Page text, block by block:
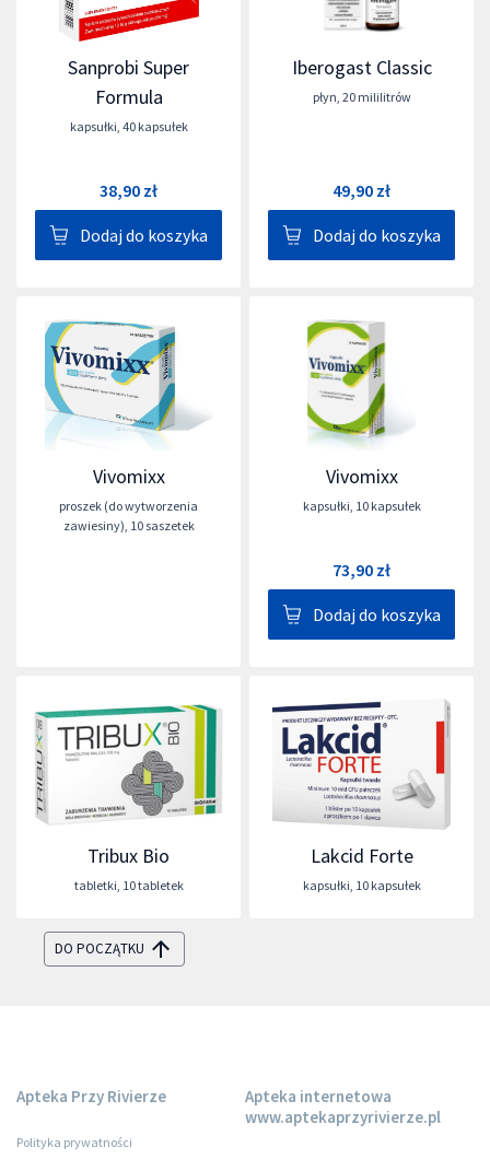
Sanprobi Super
Formula
kapsułki 40 kapsułek
38,90 zł
Dodaj do koszyka
Iberogast Classic
płyn 20 mililitrów
49,90 zł
Dodaj do koszyka
Vivomixx
proszek (do wytworzenia
zawiesiny) 10 saszetek
Vivomixx
kapsułki 10 kapsułek
73,90 zł
Dodaj do koszyka
Tribux Bio
tabletki 10 tabletek
Lakcid Forte
kapsułki 10 kapsułek
DO POCZĄTKU
Apteka Przy Rivierze
Polityka prywatności
Apteka internetowa
www.aptekaprzyrivierze.pl